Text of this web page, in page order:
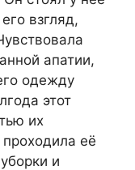
взгляд,
апатии,
одежду
этот
их
её
и